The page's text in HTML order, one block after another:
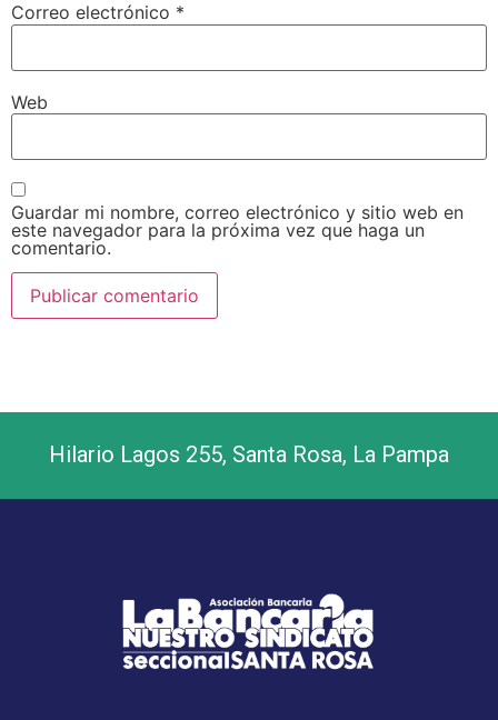
Correo electrónico *
Web
Guardar mi nombre, correo electrónico y sitio web en
este navegador para la próxima vez que haga un
comentario.
Hilario Lagos 255, Santa Rosa, La Pampa